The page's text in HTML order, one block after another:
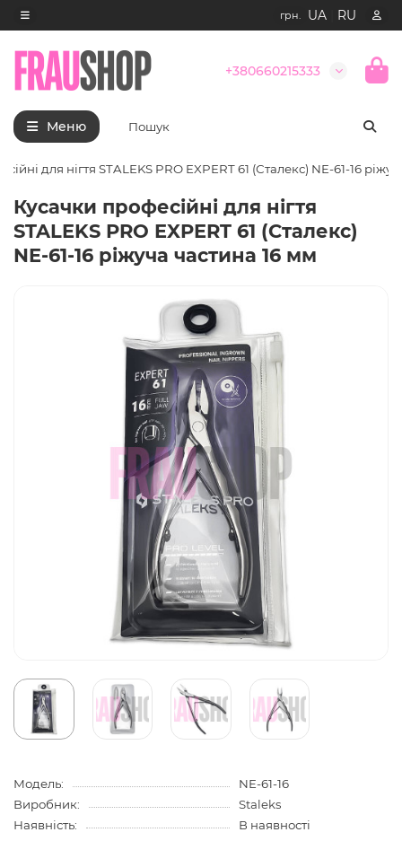
грн. UA RU
+380660215333
Меню
для нігтя STALEKS PRO EXPERT 61 (Сталекс) NE-61-16
Кусачки професійні для нігтя
STALEKS PRO EXPERT 61 (Сталекс)
NE-61-16 ріжуча частина 16 мм
Модель:
NE-61-16
Виробник:
Staleks
Наявність:
В наявності